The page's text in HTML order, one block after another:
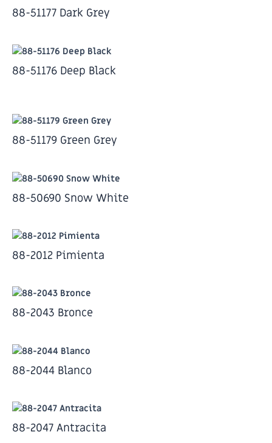
88-51177 Dark Grey
88-51176 Deep Black
88-51179 Green Grey
88-50690 Snow White
88-2012 Pimienta
88-2043 Bronce
88-2044 Blanco
88-2047 Antracita